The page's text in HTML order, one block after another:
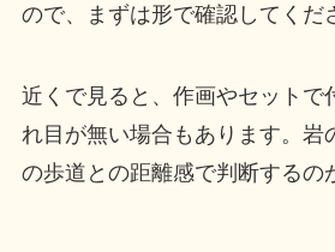
ので、まずは形で確認してくだ
近くで見ると、作画やセットで
れ目が無い場合もあります。岩
の歩道との距離感で判断するの